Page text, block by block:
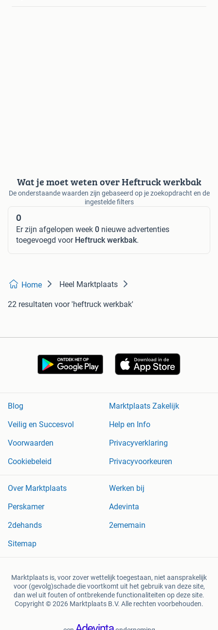
Wat je moet weten over Heftruck werkbak
De onderstaande waarden zijn gebaseerd op je zoekopdracht en de
ingestelde filters
0
Er zijn afgelopen week 0 nieuwe advertenties
toegevoegd voor Heftruck werkbak.
Home Heel Marktplaats
22 resultaten voor 'heftruck werkbak'
Blog
Marktplaats Zakelijk
Veilig en Succesvol
Help en Info
Voorwaarden
Privacyverklaring
Cookiebeleid
Privacyvoorkeuren
Over Marktplaats
Werken bij
Perskamer
Adevinta
2dehands
2ememain
Sitemap
Marktplaats is, voor zover wettelijk toegestaan, niet aansprakelijk
voor (gevolg)schade die voortkomt uit het gebruik van deze site,
dan wel uit fouten of ontbrekende functionaliteiten op deze site.
Copyright © 2026 Marktplaats B.V. Alle rechten voorbehouden.